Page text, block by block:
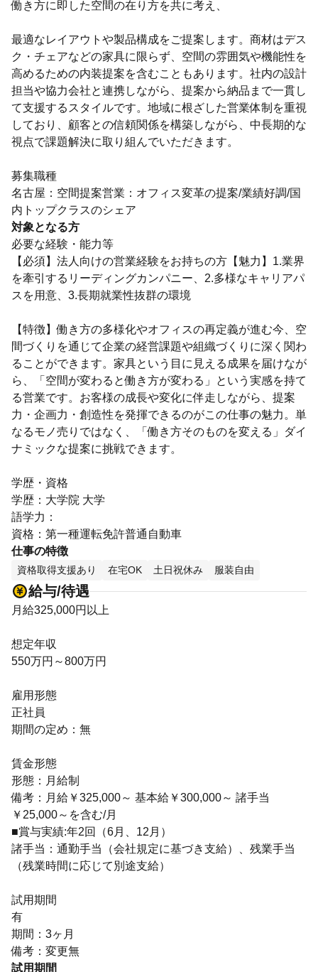
働き方に即した空間の在り方を共に考え、
最適なレイアウトや製品構成をご提案します。商材はデス
ク・チェアなどの家具に限らず、空間の雰囲気や機能性を
高めるための内装提案を含むこともあります。社内の設計
担当や協力会社と連携しながら、提案から納品まで一貫し
て支援するスタイルです。地域に根ざした営業体制を重視
しており、顧客との信頼関係を構築しながら、中長期的な
視点で課題解決に取り組んでいただきます。
募集職種
名古屋：空間提案営業：オフィス変革の提案/業績好調/国
内トップクラスのシェア
対象となる方
必要な経験・能力等
【必須】法人向けの営業経験をお持ちの方【魅力】1.業界
を牽引するリーディングカンパニー、2.多様なキャリアパ
スを用意、3.長期就業性抜群の環境
【特徴】働き方の多様化やオフィスの再定義が進む今、空
間づくりを通じて企業の経営課題や組織づくりに深く関わ
ることができます。家具という目に見える成果を届けなが
ら、「空間が変わると働き方が変わる」という実感を持て
る営業です。お客様の成長や変化に伴走しながら、提案
力・企画力・創造性を発揮できるのがこの仕事の魅力。単
なるモノ売りではなく、「働き方そのものを変える」ダイ
ナミックな提案に挑戦できます。
学歴・資格
学歴：大学院 大学
語学力：
資格：第一種運転免許普通自動車
仕事の特徴
資格取得支援あり 在宅OK 土日祝休み 服装自由
給与/待遇
月給325,000円以上
想定年収
550万円～800万円
雇用形態
正社員
期間の定め：無
賃金形態
形態：月給制
備考：月給￥325,000～ 基本給￥300,000～ 諸手当
￥25,000～を含む/月
■賞与実績:年2回（6月、12月）
諸手当：通勤手当（会社規定に基づき支給）、残業手当
（残業時間に応じて別途支給）
試用期間
有
期間：3ヶ月
備考：変更無
試用期間